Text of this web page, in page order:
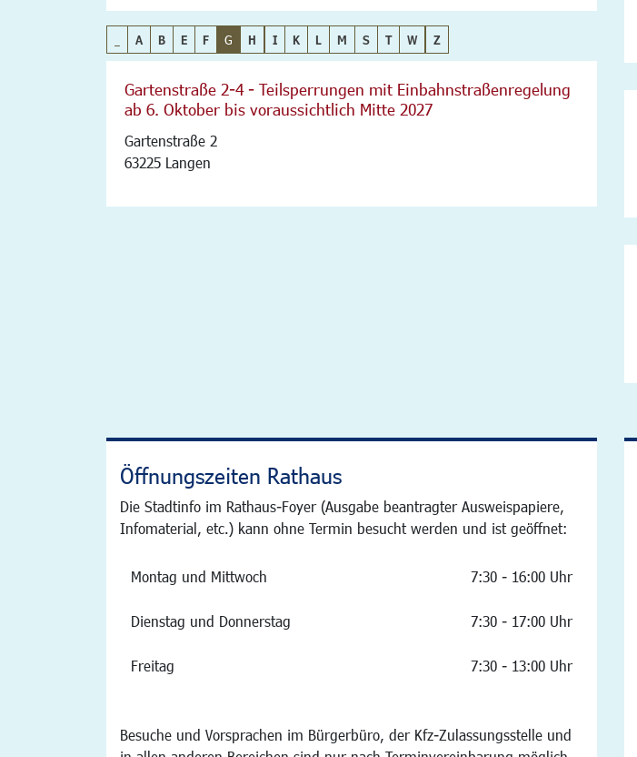
A B E F G H I K L M S T W Z
Gartenstraße 2-4 - Teilsperrungen mit Einbahnstraßenregelung
ab 6. Oktober bis voraussichtlich Mitte 2027
Gartenstraße 2
63225 Langen
Öffnungszeiten Rathaus
Die Stadtinfo im Rathaus-Foyer (Ausgabe beantragter Ausweispapiere,
Infomaterial, etc.) kann ohne Termin besucht werden und ist geöffnet:
Montag und Mittwoch 7:30 - 16:00 Uhr
Dienstag und Donnerstag 7:30 - 17:00 Uhr
Freitag 7:30 - 13:00 Uhr
Besuche und Vorsprachen im Bürgerbüro, der Kfz-Zulassungsstelle und